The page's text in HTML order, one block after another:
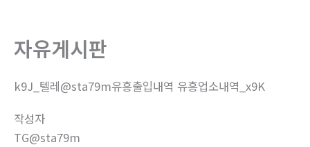
자유게시판
k9J_텔레@sta79m유흥출입내역 유흥업소내역_x9K
작성자
TG@sta79m